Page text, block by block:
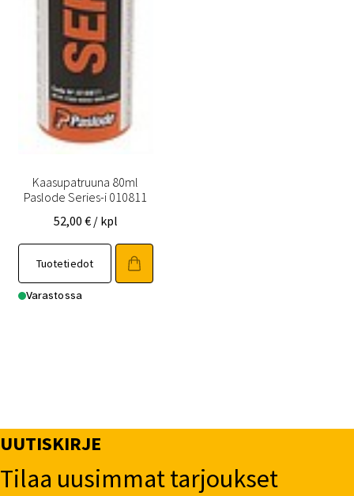
Kaasupatruuna 80ml
Paslode Series-i 010811
52,00 € / kpl
Tuotetiedot
Varastossa
UUTISKIRJE
Tilaa uusimmat tarjoukset